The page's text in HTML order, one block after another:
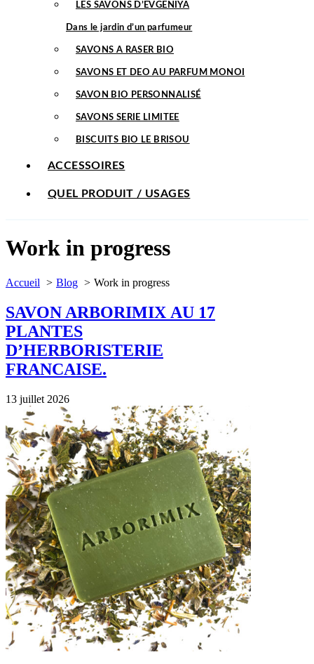
LES SAVONS D’EVGENIYA
Dans le jardin d’un parfumeur
SAVONS A RASER BIO
SAVONS ET DEO AU PARFUM MONOI
SAVON BIO PERSONNALISÉ
SAVONS SERIE LIMITEE
BISCUITS BIO LE BRISOU
ACCESSOIRES
QUEL PRODUIT / USAGES
Work in progress
Accueil Blog Work in progress
SAVON ARBORIMIX AU 17
PLANTES
D’HERBORISTERIE
FRANCAISE.
13 juillet 2026